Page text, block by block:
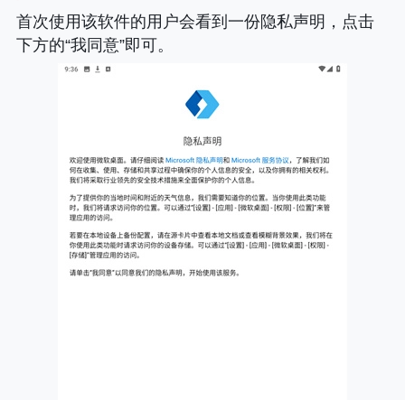
首次使用该软件的用户会看到一份隐私声明，点击
下方的“我同意”即可。